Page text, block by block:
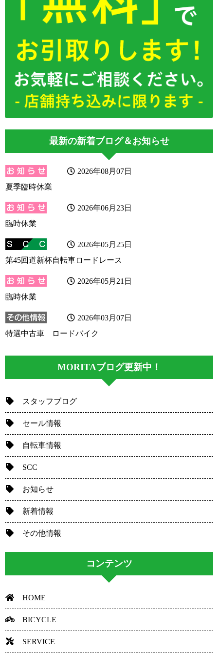
最新の新着ブログ＆お知らせ
2026年08月07日
夏季臨時休業
2026年06月23日
臨時休業
2026年05月25日
第45回道新杯自転車ロードレース
2026年05月21日
臨時休業
2026年03月07日
特選中古車 ロードバイク
MORITAブログ更新中！
スタッフブログ
セール情報
自転車情報
SCC
お知らせ
新着情報
その他情報
コンテンツ
HOME
BICYCLE
SERVICE